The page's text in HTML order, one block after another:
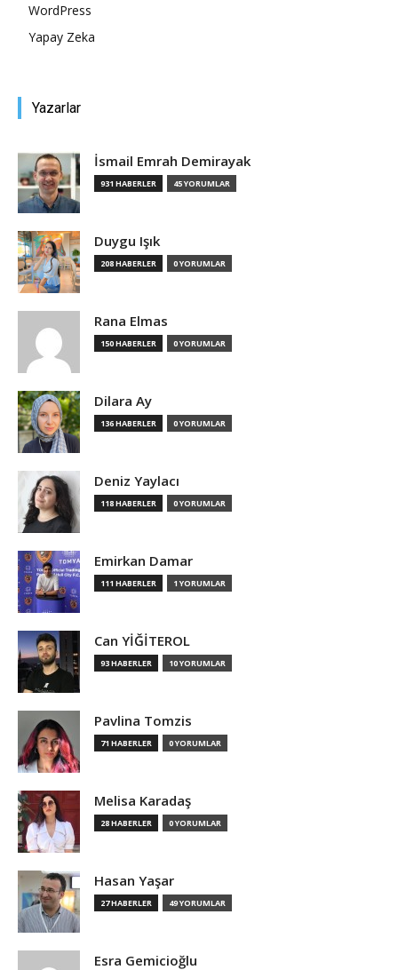
WordPress
Yapay Zeka
Yazarlar
İsmail Emrah Demirayak
931 HABERLER 45 YORUMLAR
Duygu Işık
208 HABERLER 0 YORUMLAR
Rana Elmas
150 HABERLER 0 YORUMLAR
Dilara Ay
136 HABERLER 0 YORUMLAR
Deniz Yaylacı
118 HABERLER 0 YORUMLAR
Emirkan Damar
111 HABERLER 1 YORUMLAR
Can YİĞİTEROL
93 HABERLER 10 YORUMLAR
Pavlina Tomzis
71 HABERLER 0 YORUMLAR
Melisa Karadaş
28 HABERLER 0 YORUMLAR
Hasan Yaşar
27 HABERLER 49 YORUMLAR
Esra Gemicioğlu